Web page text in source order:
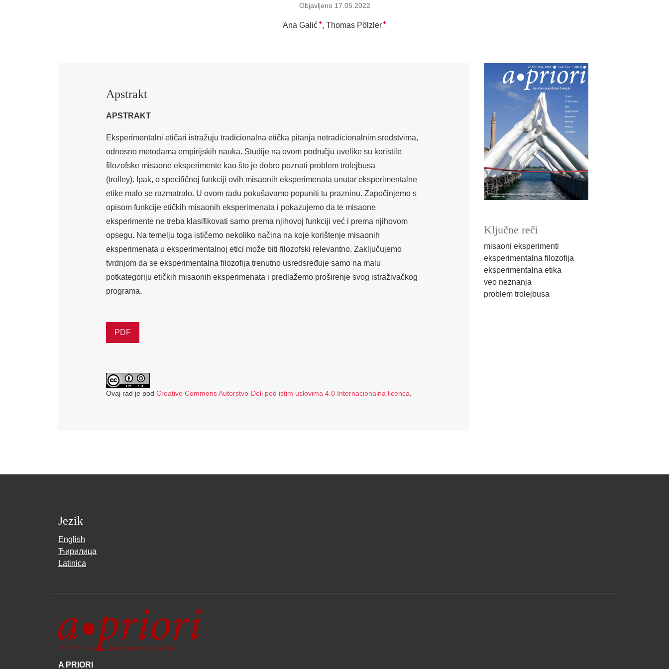
Objavljeno 17.05.2022
Ana Galić+ Thomas Pölzler+
Ključne reči
misaoni eksperimenti
eksperimentalna filozofija
eksperimentalna etika
veo neznanja
problem trolejbusa
Apstrakt
APSTRAKT
Eksperimentalni etičari istražuju tradicionalna etička pitanja netradicionalnim sredstvima,
odnosno metodama empirijskih nauka. Studije na ovom području uvelike su koristile
filozofske misaone eksperimente kao što je dobro poznati problem trolejbusa
(trolley). Ipak, o specifičnoj funkciji ovih misaonih eksperimenata unutar eksperimentalne
etike malo se razmatralo. U ovom radu pokušavamo popuniti tu prazninu. Započinjemo s
opisom funkcije etičkih misaonih eksperimenata i pokazujemo da te misaone
eksperimente ne treba klasifikovati samo prema njihovoj funkciji već i prema njihovom
opsegu. Na temelju toga ističemo nekoliko načina na koje korištenje misaonih
eksperimenata u eksperimentalnoj etici može biti filozofski relevantno. Zaključujemo
tvrdnjom da se eksperimentalna filozofija trenutno usredsređuje samo na malu
potkategoriju etičkih misaonih eksperimenata i predlažemo proširenje svog istraživačkog
programa.
PDF
Ovaj rad je pod Creative Commons Autorstvo-Deli pod istim uslovima 4.0 Internacionalna licenca
Jezik
English
Ћирилица
Latinica
A PRIORI